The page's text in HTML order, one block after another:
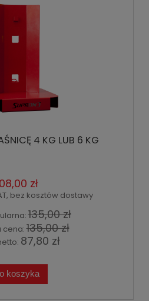
4 KG LUB 6 KG
zł
bez kosztów dostawy
135,00 zł
cena:135,00 zł
87,80 zł
koszyka